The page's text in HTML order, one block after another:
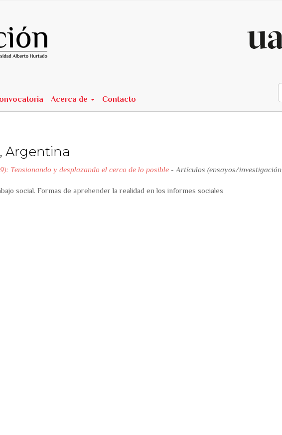
Acerca de Contacto
Argentina
Tensionando y desplazando el cerco de lo posible - Artículos (ensayos/investigación
social. Formas de aprehender la realidad en los informes sociales